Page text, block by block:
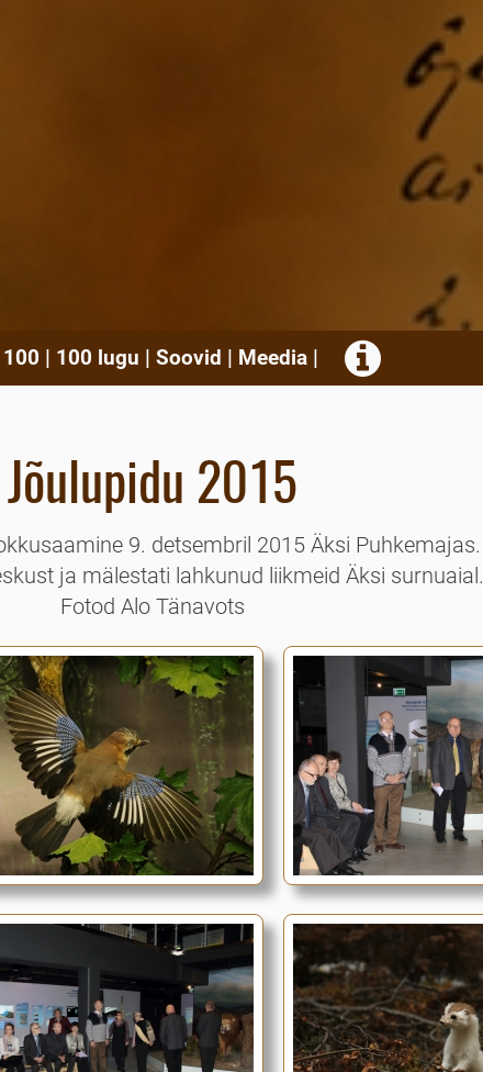
| 100 lugu | Soovid | Meedia|
Jõulupidu 2015
9. detsembril 2015 Äksi Puhkemajas.
ja mälestati lahkunud liikmeid Äksi surnuaial.
Fotod Alo Tänavots